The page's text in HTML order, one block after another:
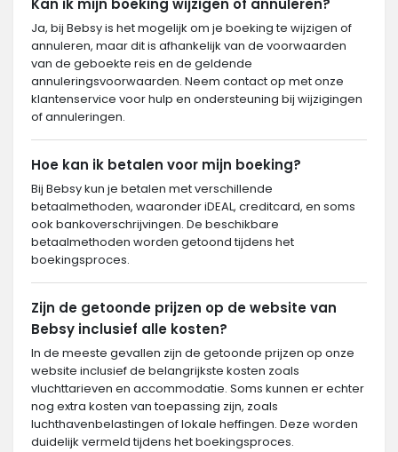
Kan ik mijn boeking wijzigen of annuleren?
Ja, bij Bebsy is het mogelijk om je boeking te wijzigen of
annuleren, maar dit is afhankelijk van de voorwaarden
van de geboekte reis en de geldende
annuleringsvoorwaarden. Neem contact op met onze
klantenservice voor hulp en ondersteuning bij wijzigingen
of annuleringen.
Hoe kan ik betalen voor mijn boeking?
Bij Bebsy kun je betalen met verschillende
betaalmethoden, waaronder iDEAL, creditcard, en soms
ook bankoverschrijvingen. De beschikbare
betaalmethoden worden getoond tijdens het
boekingsproces.
Zijn de getoonde prijzen op de website van
Bebsy inclusief alle kosten?
In de meeste gevallen zijn de getoonde prijzen op onze
website inclusief de belangrijkste kosten zoals
vluchttarieven en accommodatie. Soms kunnen er echter
nog extra kosten van toepassing zijn, zoals
luchthavenbelastingen of lokale heffingen. Deze worden
duidelijk vermeld tijdens het boekingsproces.